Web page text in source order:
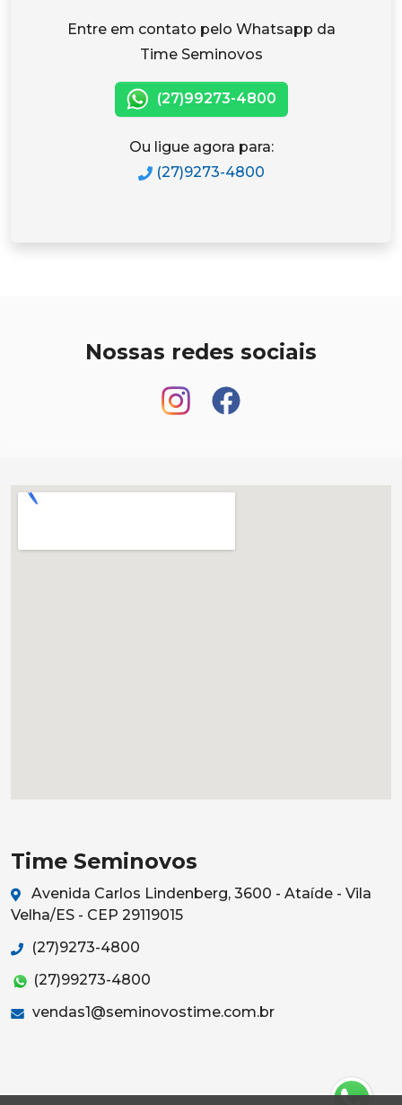
Entre em contato pelo Whatsapp da
Time Seminovos
(27)99273-4800
Ou ligue agora para:
(27)9273-4800
Nossas redes sociais
Time Seminovos
Avenida Carlos Lindenberg, 3600 - Ataíde - Vila
Velha/ES - CEP 29119015
(27)9273-4800
(27)99273-4800
vendas1@seminovostime.com.br